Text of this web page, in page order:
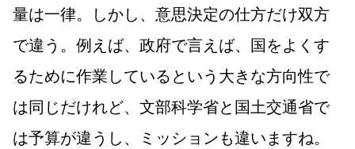
量は一律。しかし、意思決定の仕方だけ双方
で違う。例えば、政府で言えば、国をよくす
るために作業しているという大きな方向性で
は同じだけれど、文部科学省と国土交通省で
は予算が違うし、ミッションも違いますね。